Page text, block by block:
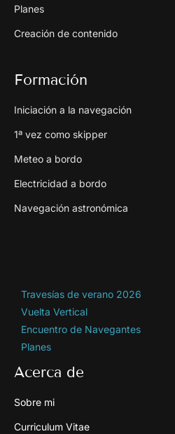
Planes
Creación de contenido
Formación
Iniciación a la navegación
1ª vez como skipper
Meteo a bordo
Electricidad a bordo
Navegación astronómica
Travesías de verano 2026
Vuelta Vertical
Encuentro de Navegantes
Planes
Acerca de
Sobre mi
Curriculum Vitae